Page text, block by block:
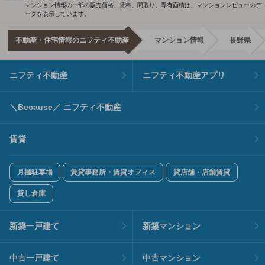
マンション情報の一部の販売価格、賃料、間取り、専有面積は、マンションレビューのデ
ータを表示しています。
不動産・住宅情報のニフティ不動産 マンション情報 長野県
ニフティ不動産 ニフティ不動産アプリ
＼Because／ ニフティ不動産
賃貸
月極駐車場 賃貸事務所・賃貸オフィス 貸店舗・店舗賃貸
貸し倉庫
新築一戸建て 新築マンション
中古一戸建て 中古マンション